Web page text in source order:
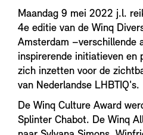
Maandag 9 mei 2022 j.l.
4e editie van de Winq
Amsterdam –verschillende
inspirerende initiatieven en
zich inzetten voor de
van Nederlandse LHBTIQ's.
De Winq Culture Award
Splinter Chabot. De Winq